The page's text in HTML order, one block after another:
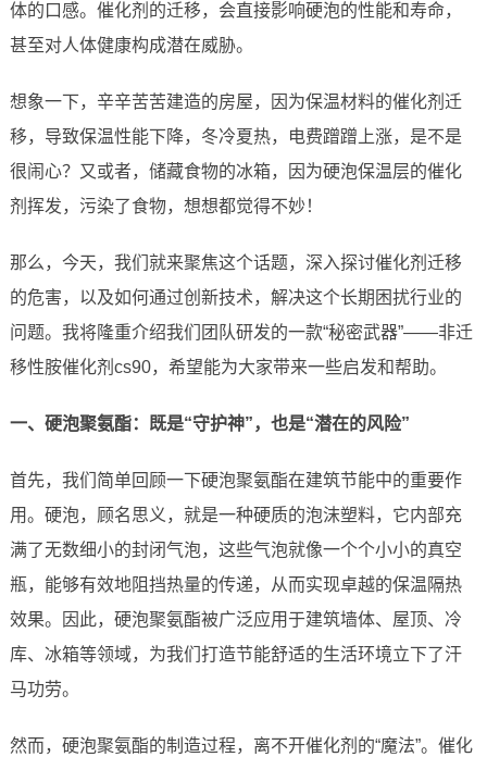
体的口感。催化剂的迁移，会直接影响硬泡的性能和寿命，
甚至对人体健康构成潜在威胁。
想象一下，辛辛苦苦建造的房屋，因为保温材料的催化剂迁
移，导致保温性能下降，冬冷夏热，电费蹭蹭上涨，是不是
很闹心？又或者，储藏食物的冰箱，因为硬泡保温层的催化
剂挥发，污染了食物，想想都觉得不妙！
那么，今天，我们就来聚焦这个话题，深入探讨催化剂迁移
的危害，以及如何通过创新技术，解决这个长期困扰行业的
问题。我将隆重介绍我们团队研发的一款“秘密武器”——非迁
移性胺催化剂cs90，希望能为大家带来一些启发和帮助。
一、硬泡聚氨酯：既是“守护神”，也是“潜在的风险”
首先，我们简单回顾一下硬泡聚氨酯在建筑节能中的重要作
用。硬泡，顾名思义，就是一种硬质的泡沫塑料，它内部充
满了无数细小的封闭气泡，这些气泡就像一个个小小的真空
瓶，能够有效地阻挡热量的传递，从而实现卓越的保温隔热
效果。因此，硬泡聚氨酯被广泛应用于建筑墙体、屋顶、冷
库、冰箱等领域，为我们打造节能舒适的生活环境立下了汗
马功劳。
然而，硬泡聚氨酯的制造过程，离不开催化剂的“魔法”。催化